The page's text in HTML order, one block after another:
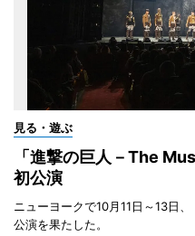
見る・遊ぶ
「進撃の巨人－The
初公演
ニューヨークで10月11日～13日
公演を果たした。